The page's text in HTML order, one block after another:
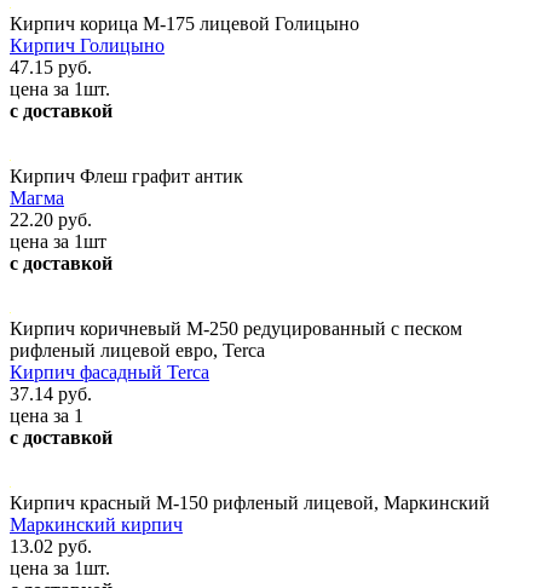
Кирпич корица М-175 лицевой Голицыно
Кирпич Голицыно
47.15 руб.
цена за 1шт.
с доставкой
Кирпич Флеш графит антик
Магма
22.20 руб.
цена за 1шт
с доставкой
Кирпич коричневый М-250 редуцированный с песком
рифленый лицевой евро, Terca
Кирпич фасадный Terca
37.14 руб.
цена за 1
с доставкой
Кирпич красный М-150 рифленый лицевой, Маркинский
Маркинский кирпич
13.02 руб.
цена за 1шт.